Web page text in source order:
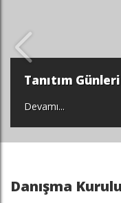
Tanıtım Günleri
Devamı...
Danışma Kurulu